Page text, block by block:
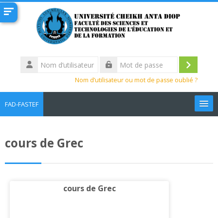
Passer au contenu principal
Nom
d’utilisateur
Nom d’utilisateur ou mot de passe oublié ?
FAD-FASTEF
cours
cours de Grec
cours de Grec